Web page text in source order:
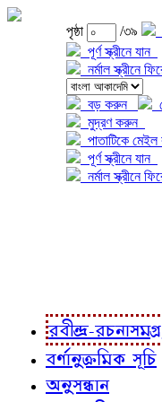
পৃষ্ঠা /৩৯
পূর্ণ স্ক্রীনে যান
নর্মাল স্ক্রীনে
বড় করুন
মুদ্রণ করুন
পাতাটিকে
পূর্ণ স্ক্রীনে যান
নর্মাল স্ক্রীনে
রবীন্দ্র-রচনাসমগ্র
বর্ণানুক্রমিক সূচি
অনুসন্ধান